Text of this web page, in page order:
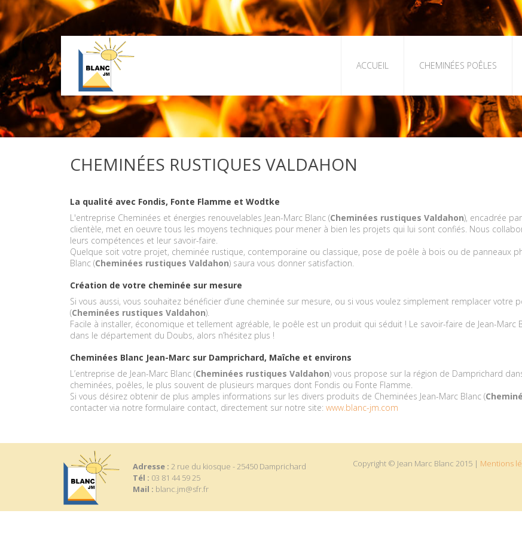
ACCUEIL CHEMINÉES POÊLES
CHEMINÉES RUSTIQUES VALDAHON
La qualité avec Fondis, Fonte Flamme et Wodtke
L'entreprise Cheminées et énergies renouvelables Jean-Marc Blanc (Cheminées rustiques Valdahon), encadrée
clientèle, met en oeuvre tous les moyens techniques pour mener à bien les projets qui lui sont confiés. Nous
leurs compétences et leur savoir-faire.
Quelque soit votre projet, cheminée rustique, contemporaine ou classique, pose de poêle à bois ou de panneaux
Blanc (Cheminées rustiques Valdahon) saura vous donner satisfaction.
Création de votre cheminée sur mesure
Si vous aussi, vous souhaitez bénéficier d’une cheminée sur mesure, ou si vous voulez simplement remplacer votre
(Cheminées rustiques Valdahon).
Facile à installer, économique et tellement agréable, le poêle est un produit qui séduit ! Le savoir-faire de Jean-Marc
dans le département du Doubs, alors n’hésitez plus !
Cheminées Blanc Jean-Marc sur Damprichard, Maîche et environs
L’entreprise de Jean-Marc Blanc (Cheminées rustiques Valdahon) vous propose sur la région de Damprichard
cheminées, poêles, le plus souvent de plusieurs marques dont Fondis ou Fonte Flamme.
Si vous désirez obtenir de plus amples informations sur les divers produits de Cheminées Jean-Marc Blanc (
contacter via notre formulaire contact, directement sur notre site: www.blanc-jm.com
Adresse : 2 rue du kiosque - 25450 Damprichard
Tél : 03 81 44 59 25
Mail : blanc.jm@sfr.fr
Copyright © Jean Marc Blanc 2015 | Mentions